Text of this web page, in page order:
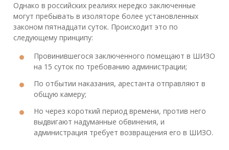
Однако в российских реалиях нередко заключенные
могут пребывать в изоляторе более установленных
законом пятнадцати суток. Происходит это по
следующему принципу:
Провинившегося заключенного помещают в ШИЗО
на 15 суток по требованию администрации;
По отбытии наказания, арестанта отправляют в
общую камеру;
Но через короткий период времени, против него
выдвигают надуманные обвинения, и
администрация требует возвращения его в ШИЗО.